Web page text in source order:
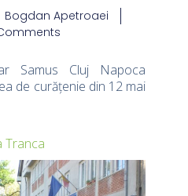
Bogdan Apetroaei
Samus Cluj Napoca
de curățenie din 12 mai
Tranca